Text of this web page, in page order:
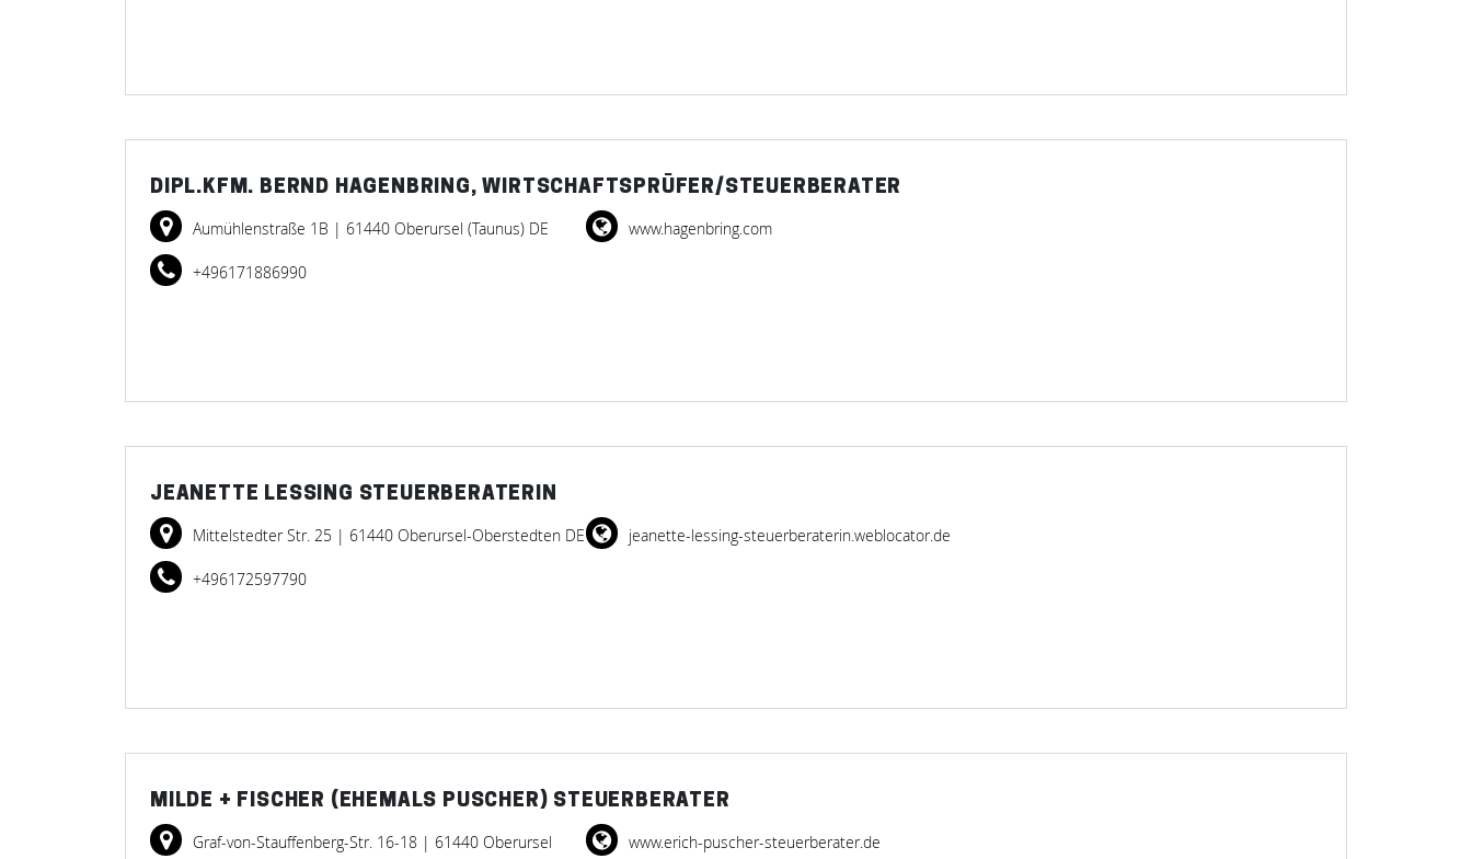
DIPL.KFM. BERND HAGENBRING, WIRTSCHAFTSPRÜFER/STEUERBERATER
Aumühlenstraße 1B | 61440 Oberursel (Taunus) DE
+496171886990
www.hagenbring.com
JEANETTE LESSING STEUERBERATERIN
Mittelstedter Str. 25 | 61440 Oberursel-Oberstedten DE
+496172597790
jeanette-lessing-steuerberaterin.weblocator.de
MILDE + FISCHER (EHEMALS PUSCHER) STEUERBERATER
Graf-von-Stauffenberg-Str. 16-18 | 61440 Oberursel
www.erich-puscher-steuerberater.de